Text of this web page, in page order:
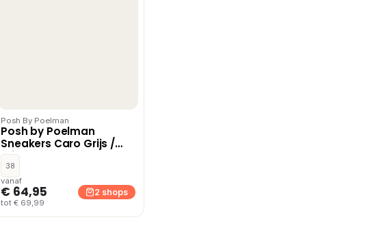
Posh By Poelman
Posh by Poelman
Sneakers Caro Grijs /
Wit
38
vanaf
€ 64,95
tot € 69,99
2 shops